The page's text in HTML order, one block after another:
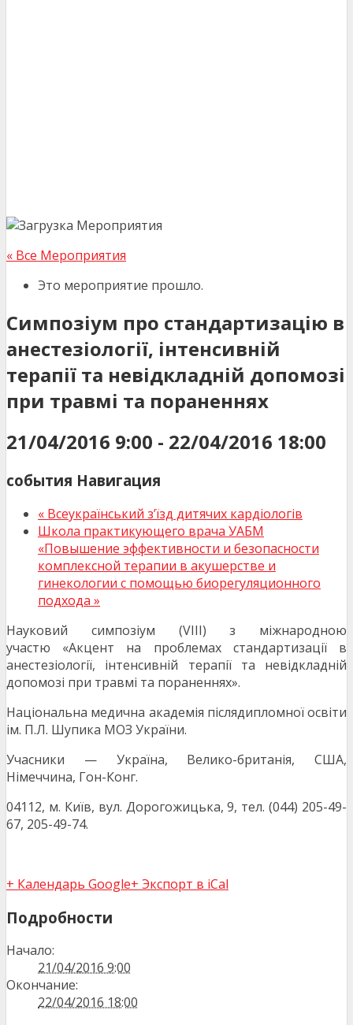
« Все Мероприятия
Это мероприятие прошло.
Симпозіум про стандартизацію в
анестезіології, інтенсивній
терапії та невідкладній допомозі
при травмі та пораненнях
21/04/2016 9:00 - 22/04/2016 18:00
события Навигация
« Всеукраїнський з’їзд дитячих кардіологів
Школа практикующего врача УАБМ
«Повышение эффективности и безопасности
комплексной терапии в акушерстве и
гинекологии с помощью биорегуляционного
подхода »
Науковий симпозіум (VIII) з міжнародною
участю «Акцент на проблемах стандартизації в
анестезіології, інтенсивній терапії та невідкладній
допомозі при травмі та пораненнях».
Національна медична академія післядипломної освіти
ім. П.Л. Шупика МОЗ України.
Учасники — Україна, Велико-британія, США,
Німеччина, Гон-Конг.
04112, м. Київ, вул. Дорогожицька, 9, тел. (044) 205-49-
67, 205-49-74.
+ Календарь Google+ Экспорт в iCal
Подробности
Начало:
21/04/2016 9:00
Окончание:
22/04/2016 18:00